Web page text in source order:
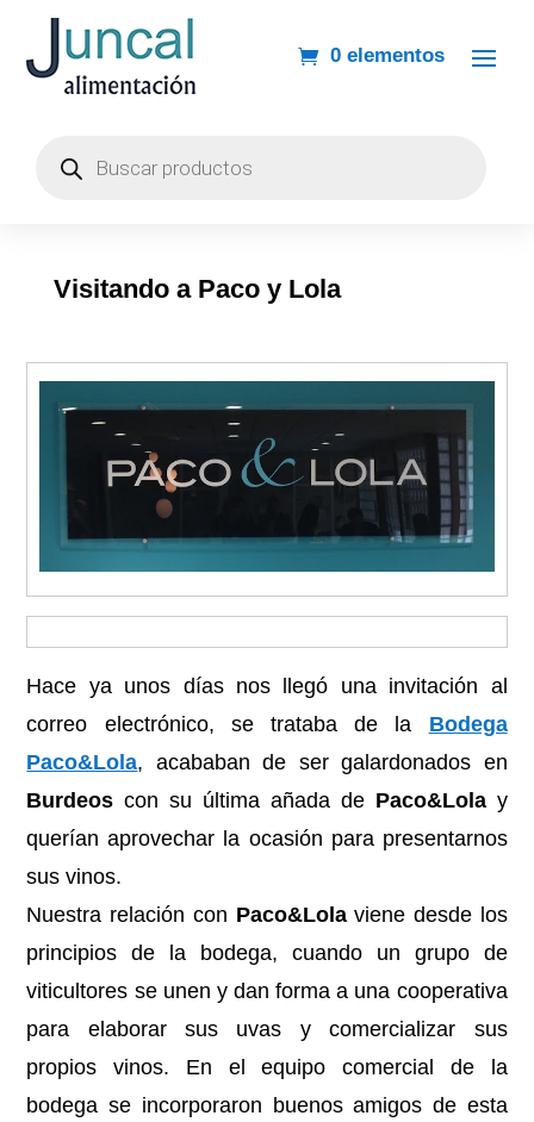
0 elementos
Visitando a Paco y Lola
Hace ya unos días nos llegó una invitación al
correo electrónico, se trataba de la Bodega
Paco&Lola, acababan de ser galardonados en
Burdeos con su última añada dePaco&Lolay
querían aprovechar la ocasión para presentarnos
sus vinos.
Nuestra relación con Paco&Lolaviene desde los
principios de la bodega, cuando un grupo de
viticultores se unen y dan forma a una cooperativa
para elaborar sus uvas y comercializar sus
propios vinos. En el equipo comercial de la
bodega se incorporaron buenos amigos de esta